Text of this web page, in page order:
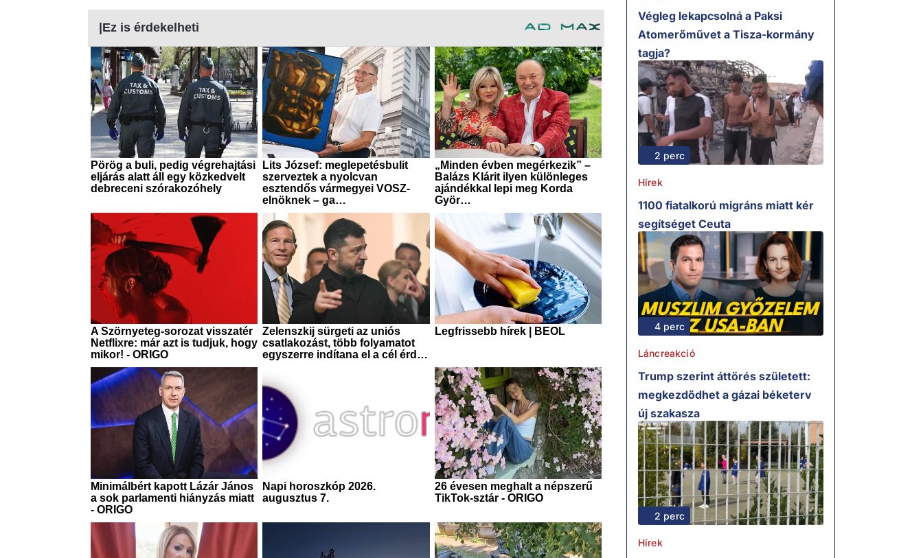
Végleg lekapcsolná a Paksi
Atomerőművet a Tisza-kormány
tagja?
2 perc
Hírek
1100 fiatalkorú migráns miatt kér
segítséget Ceuta
4 perc
Láncreakció
Trump szerint áttörés született:
megkezdődhet a gázai béketerv
új szakasza
2 perc
Hírek